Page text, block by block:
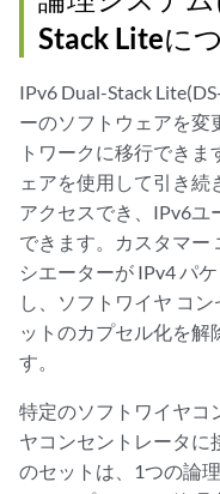
Stack Liteに
IPv6 Dual-Stack
ーのソフトウェアを変
トワークに移行でき
ェアを使用して引き続
アクセスでき、IPv6ユ
できます。カスタマー
シエーターが IPv4 パ
し、ソフトワイヤ コ
ットのカプセル化を解
す。
特定のソフトワイヤコ
ヤコンセントレータに
のセットは、1つの論